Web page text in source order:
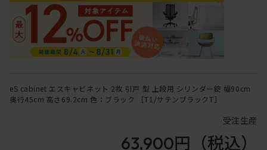
eS cabinet エスキャビネット 2枚 引戸 型 上段用 シリンダー錠 幅90cm
奥行45cm 高さ69.2cm 色：ブラック ［T1/サテンブラックT］
受注生産
63,900円 （税込）